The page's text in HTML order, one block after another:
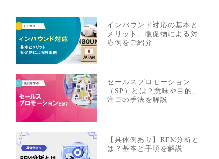
インバウンド対応の基本と
メリット、販促物による対
応例をご紹介
セールスプロモーション
（SP）とは？意味や目的、
注目の手法を解説
【具体例あり】RFM分析と
は？基本と手順を解説